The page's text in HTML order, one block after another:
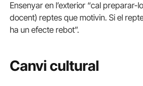
Ensenyar en l’exterior “cal preparar-
docent) reptes que motivin. Si el
ha un efecte rebot”.
Canvi cultural